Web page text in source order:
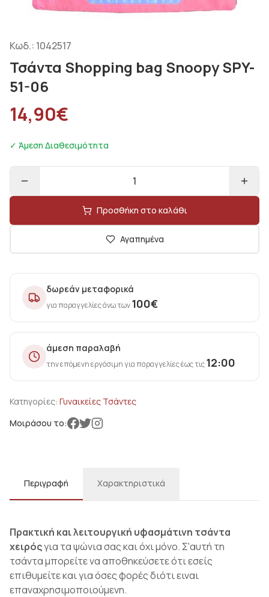
Κωδ.: 1042517
Τσάντα Shopping bag Snoopy SPY-
51-06
14,90€
✓ Άμεση Διαθεσιμότητα
1
Προσθήκη στο καλάθι
Αγαπημένα
δωρεάν μεταφορικά
για παραγγελίες άνω των100€
άμεση παραλαβή
την επόμενη εργάσιμη για παραγγελίες έως τις12:00
Κατηγορίες: Γυναικείες Τσάντες
Μοιράσου το:
Περιγραφή Χαρακτηριστικά
Πρακτική και λειτουργική υφασμάτινη τσάντα
χειρόςγια τα ψώνια σας και όχι μόνο. Σ'αυτή τη
τσάντα μπορείτε να αποθηκεύσετε ότι εσείς
επιθυμείτε και για όσες φορές διότι ειναι
επαναχρησιμοποιούμενη.